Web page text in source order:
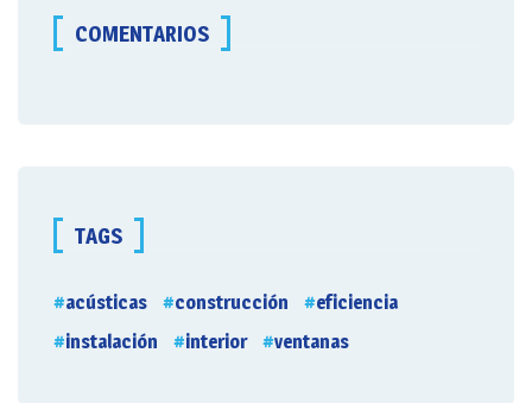
COMENTARIOS
TAGS
acústicas construcción
eficiencia
instalación
interior ventanas